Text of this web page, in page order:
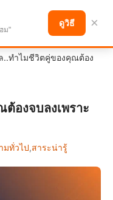
..ทำไมชีวิตคู่ของคุณต้อง
องจบลงเพราะ
มทั่วไป,สาระน่ารู้
ม"
ดูวิธี ×